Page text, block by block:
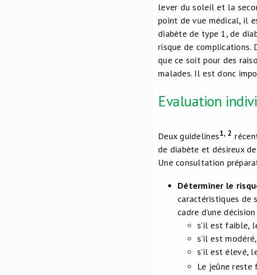
lever du soleil et la
point de vue médical, il
diabète de type 1, de
risque de complications.
que ce soit pour des
malades. Il est donc
Evaluation
Deux guidelines1, 2
de diabète et désireux
Une consultation
Déterminer le
caractéristiques de
cadre d’une
s’il est faible,
s’il est
s’il est élevé,
Le jeûne